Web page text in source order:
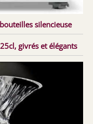
silencieuse
givrés et élégants